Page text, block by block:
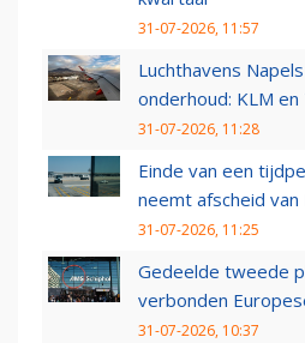
31-07-2026, 11:57
Luchthavens
onderhoud: KLM
31-07-2026, 11:28
Einde van een
neemt afscheid
31-07-2026, 11:25
Gedeelde tweede
verbonden
31-07-2026, 10:37